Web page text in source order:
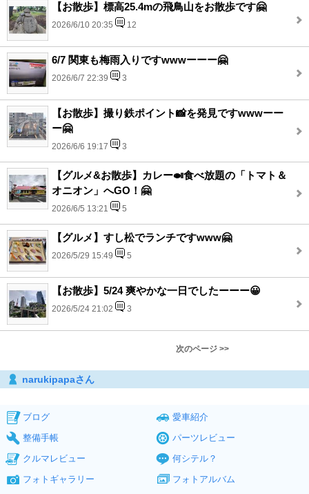
【お散歩】標高25.4mの飛鳥山をお散歩です🤗
2026/6/10 20:35 12
6/7 関東も梅雨入りですwwwーーー🤗
2026/6/7 22:39 3
【お散歩】撮り鉄ポイント📸を発見ですwwwーー
ー🤗
2026/6/6 19:17 3
【グルメ&お散歩】カレー🍛食べ放題の「トマト＆
オニオン」へGO！🤗
2026/6/5 13:21 5
【グルメ】すし松でランチですwww🤗
2026/5/29 15:49 5
【お散歩】5/24 爽やかな一日でしたーーー😀
2026/5/24 21:02 3
次のページ >>
narukipapaさん
ブログ
愛車紹介
整備手帳
パーツレビュー
クルマレビュー
何シテル？
フォトギャラリー
フォトアルバム